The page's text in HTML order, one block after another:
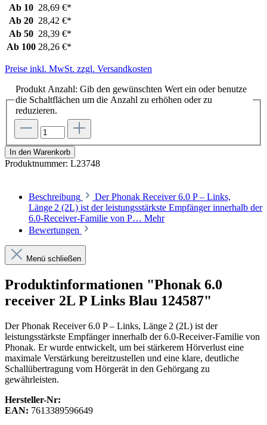
Ab 10 28,69 €*
Ab 20 28,42 €*
Ab 50 28,39 €*
Ab 100 28,26 €*
Preise inkl. MwSt. zzgl. Versandkosten
Produkt Anzahl: Gib den gewünschten Wert ein oder benutze
die Schaltflächen um die Anzahl zu erhöhen oder zu
reduzieren.
In den Warenkorb
Produktnummer: L23748
Beschreibung
Der Phonak Receiver 6.0 P – Links,
Länge 2 (2L) ist der leistungsstärkste Empfänger innerhalb der
6.0‑Receiver‑Familie von P… Mehr
Bewertungen
Menü schließen
Produktinformationen "Phonak 6.0
receiver 2L P Links Blau 124587"
Der Phonak Receiver 6.0 P – Links, Länge 2 (2L) ist der
leistungsstärkste Empfänger innerhalb der 6.0‑Receiver‑Familie von
Phonak. Er wurde entwickelt, um bei stärkerem Hörverlust eine
maximale Verstärkung bereitzustellen und eine klare, deutliche
Schallübertragung vom Hörgerät in den Gehörgang zu
gewährleisten.
Hersteller-Nr:
EAN: 7613389596649